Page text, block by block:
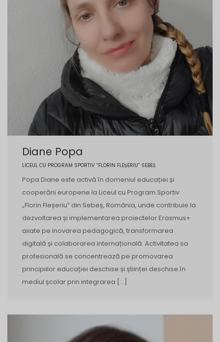
Diane Popa
LICEUL CU PROGRAM SPORTIV “FLORIN FLEȘERIU” SEBEȘ
Popa Diane este activă în domeniul educației și
cooperării europene la Liceul cu Program Sportiv
„Florin Fleșeriu” din Sebeș, România, unde contribuie la
dezvoltarea și implementarea proiectelor Erasmus+
axate pe inovarea pedagogică, transformarea
digitală și colaborarea internațională. Activitatea sa
profesională se concentrează pe promovarea
principiilor educației deschise și științei deschise în
mediul școlar prin integrarea […]